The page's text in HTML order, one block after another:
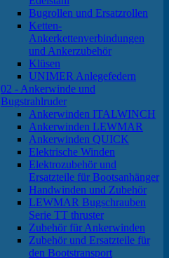
Bugrollen und Ersatzrollen
Ketten-
Ankerkettenverbindungen
und Ankerzubehör
Klüsen
UNIMER Anlegefedern
02 - Ankerwinde und
Bugstrahlruder
Ankerwinden ITALWINCH
Ankerwinden LEWMAR
Ankerwinden QUICK
Elektrische Winden
Elektrozubehör und
Ersatzteile für Bootsanhänger
Handwinden und Zubehör
LEWMAR Bugschrauben
Serie TT thruster
Zubehör für Ankerwinden
Zubehör und Ersatzteile für
den Bootstransport